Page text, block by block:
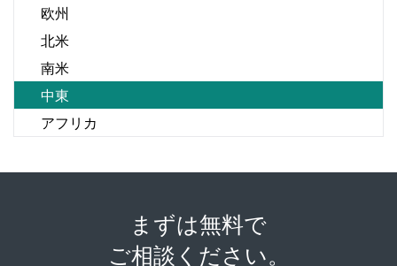
欧州
北米
南米
中東
アフリカ
まずは無料で
ご相談ください。